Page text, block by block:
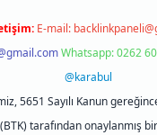
E-mail:
Whatsapp: 0262
@karabul
5651 Sayılı Kanun
tarafından onaylanmış